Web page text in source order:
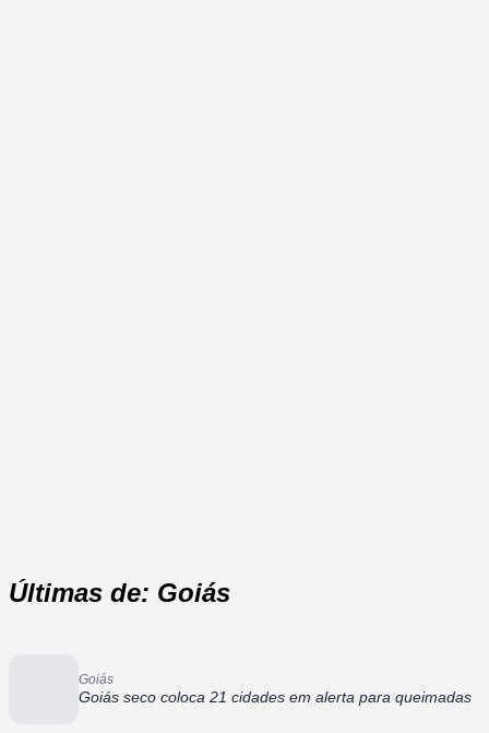
Últimas de: Goiás
Goiás
Goiás seco coloca 21 cidades em alerta para queimadas